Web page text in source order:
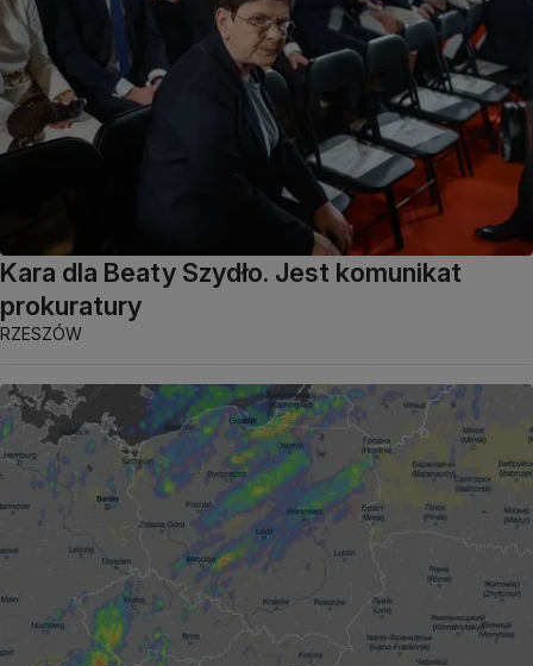
Kara dla Beaty Szydło. Jest komunikat
prokuratury
RZESZÓW